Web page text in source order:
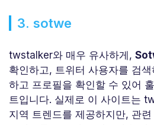
3. sotwe
twstalker와 매우 유사하게,
확인하고, 트위터 사용자를 검
하고 프로필을 확인할 수 있어
트입니다. 실제로 이 사이트는
지역 트렌드를 제공하지만, 관